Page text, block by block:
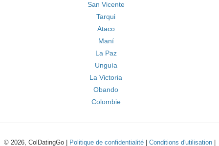
San Vicente
Tarqui
Ataco
Maní
La Paz
Unguía
La Victoria
Obando
Colombie
© 2026, ColDatingGo | Politique de confidentialité| Conditions d'utilisation|